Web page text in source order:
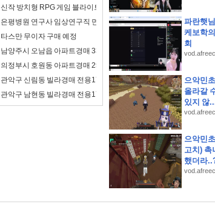
신작 방치형 RPG 게임 블라이트 워 : 사후 처리국 런칭 플레이 후기
은평병원 연구사 임상연구직 면접 합격자료 자기소개 스크립트 및
타스만 무이자 구매 예정
남양주시 오남읍 아파트경매 33평형(2억8천) 오남체육공원인근 오
의정부시 호원동 아파트경매 25평형(2억) 회룡역인근 신원아파트
관악구 신림동 빌라경매 전용17평(2억7천) 난우초등학교인근 성
관악구 남현동 빌라경매 전용17평(2억5천) 사당초등학교인근 1층
파란햇
케보학
회
으악민
올라갈
있지 않
으악민
고치) 촉
했더라